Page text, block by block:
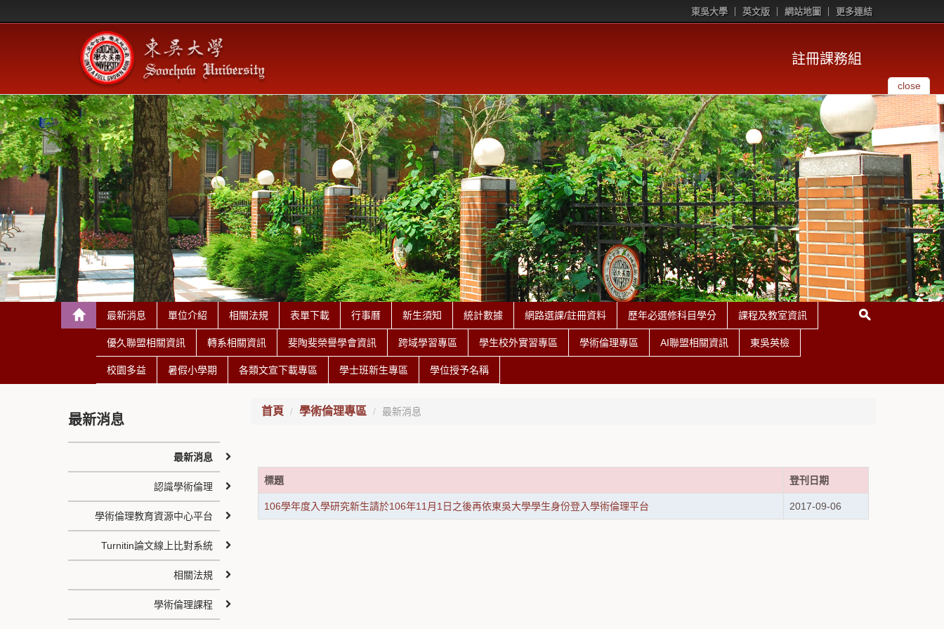
東吳大學 英文版 網站地圖 更多連結
註冊課務組
close
最新消息 單位介紹 相關法規 表單下載 行事曆 新生須知 統計數據 網路選課/註冊資料 歷年必選修科目學分 課程及教室資訊
優久聯盟相關資訊 轉系相關資訊 斐陶斐榮譽學會資訊 跨域學習專區 學生校外實習專區 學術倫理專區 AI聯盟相關資訊 東吳英檢
校園多益 暑假小學期 各類文宣下載專區 學士班新生專區 學位授予名稱
首頁 學術倫理專區 最新消息
標題 登刊日期
106學年度入學研究新生請於106年11月1日之後再依東吳大學學生身份登入學術倫理平台 2017-09-06
最新消息
最新消息
認識學術倫理
學術倫理教育資源中心平台
Turnitin論文線上比對系統
相關法規
學術倫理課程